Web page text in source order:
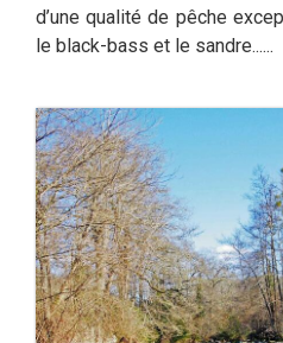
d’une qualité de pêche
le black-bass et le sandre......